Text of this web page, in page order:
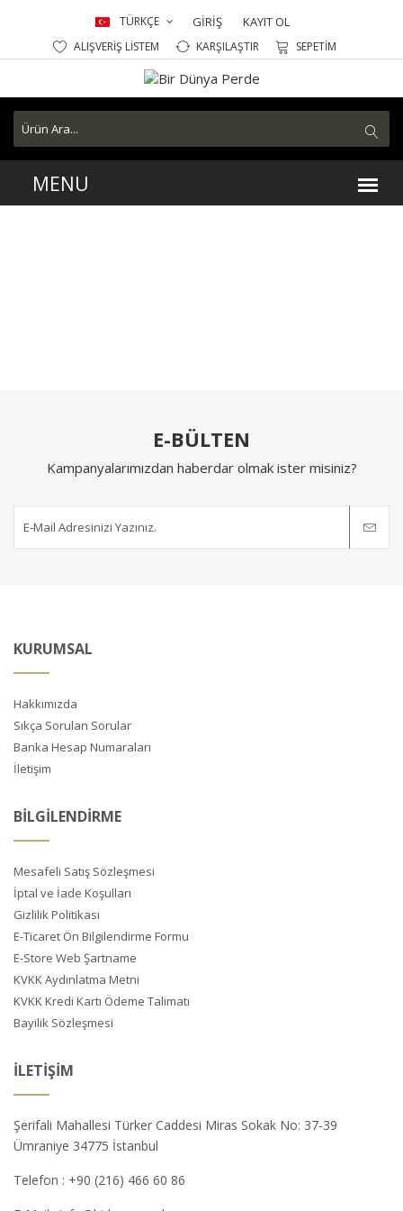
TÜRKÇE GİRİŞ KAYIT OL
ALIŞVERİŞ LİSTEM KARŞILAŞTIR SEPETİM
E-BÜLTEN
Kampanyalarımızdan haberdar olmak ister misiniz?
KURUMSAL
Hakkımızda
Sıkça Sorulan Sorular
Banka Hesap Numaraları
İletişim
BİLGİLENDİRME
Mesafeli Satış Sözleşmesi
İptal ve İade Koşulları
Gizlilik Politikası
E-Ticaret Ön Bilgilendirme Formu
E-Store Web Şartname
KVKK Aydınlatma Metni
KVKK Kredi Kartı Ödeme Talimatı
Bayilik Sözleşmesi
İLETIŞIM
Şerifali Mahallesi Türker Caddesi Miras Sokak No: 37-39
Ümraniye 34775 İstanbul
Telefon : +90 (216) 466 60 86